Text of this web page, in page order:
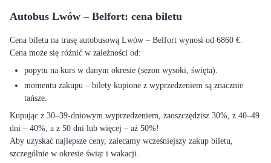
Autobus Lwów – Belfort: cena biletu
Cena biletu na trasę autobusową Lwów – Belfort wynosi od 6860 €.
Cena może się różnić w zależności od:
popytu na kurs w danym okresie (sezon wysoki, święta).
momentu zakupu – bilety kupione z wyprzedzeniem są znacznie
tańsze.
Kupując z 30–39-dniowym wyprzedzeniem, zaoszczędzisz 30%, z 40–49
dni – 40%, a z 50 dni lub więcej – aż 50%!
Aby uzyskać najlepsze ceny, zalecamy wcześniejszy zakup biletu,
szczególnie w okresie świąt i wakacji.